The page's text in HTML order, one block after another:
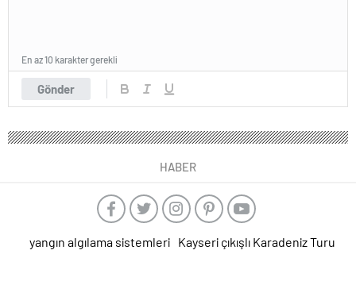
Gönder
En az 10 karakter gerekli
HABER
yangın algılama sistemleri Kayseri çıkışlı Karadeniz Turu